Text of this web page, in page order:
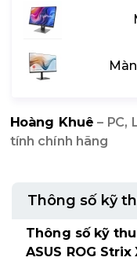
Hoàng Khuê – PC,
tính chính hãng
Thông số kỹ
Thông số kỹ
ASUS ROG Strix